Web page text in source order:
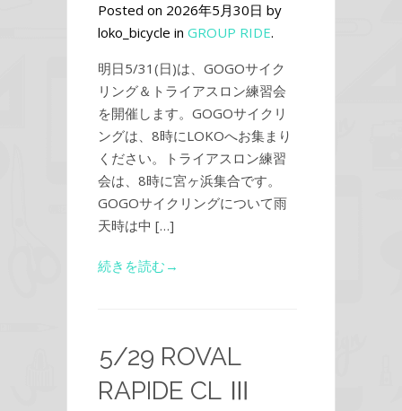
Posted on 2026年5月30日 by
loko_bicycle in GROUP RIDE.
明日5/31(日)は、GOGOサイク
リング＆トライアスロン練習会
を開催します。GOGOサイクリ
ングは、8時にLOKOへお集まり
ください。トライアスロン練習
会は、8時に宮ヶ浜集合です。
GOGOサイクリングについて雨
天時は中 […]
続きを読む→
5/29 ROVAL
RAPIDE CL Ⅲ